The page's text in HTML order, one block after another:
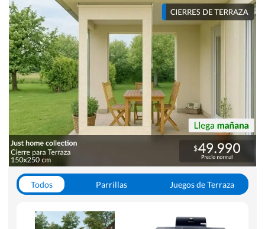
Todos Parrillas
Juegos de Terraza